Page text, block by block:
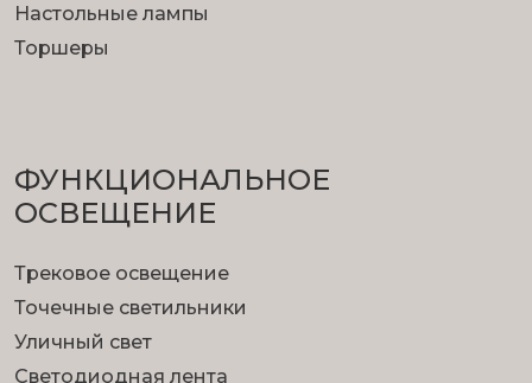
Настольные лампы
Торшеры
ФУНКЦИОНА­ЛЬНОЕ
ОСВЕЩЕНИЕ
Трековое освещение
Точечные светильники
Уличный свет
Светодиодная лента